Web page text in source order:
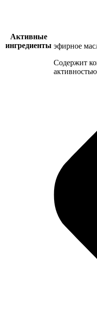
Активные
ингредиенты эфирное
Содержит